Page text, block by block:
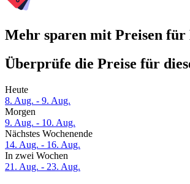
Mehr sparen mit Preisen
Überprüfe die Preise für
Heute
8. Aug. - 9. Aug.
Morgen
9. Aug. - 10. Aug.
Nächstes Wochenende
14. Aug. - 16. Aug.
In zwei Wochen
21. Aug. - 23. Aug.